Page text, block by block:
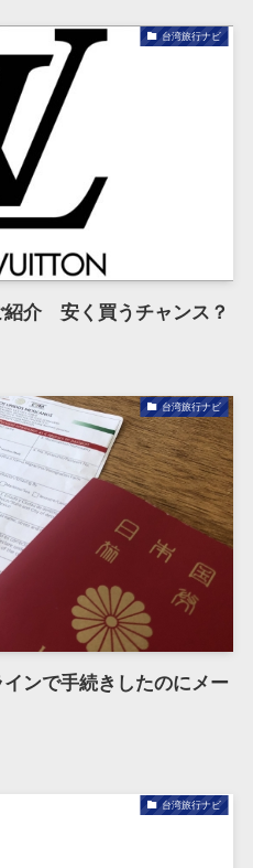
台湾旅行ナビ
紹介 安く買うチャンス？
台湾旅行ナビ
ンで手続きしたのにメー
台湾旅行ナビ